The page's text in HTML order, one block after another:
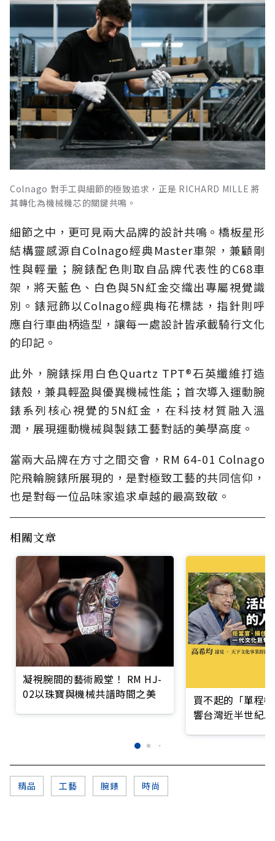
Colnago 對手工與細節的極致追求，正是 RICHARD MILLE 將
其轉化為機械機芯的關鍵共鳴。
細節之中，更可見兩大品牌的設計共鳴。橋板星形
結構靈感源自Colnago經典Master車架，兼顧剛
性與輕量；腕錶配色則取自品牌代表性的C68車
架，將天藍色、白色與5N紅金交織出專屬視覺識
別。錶冠飾以Colnago經典梅花標誌，指針則呼
應自行車曲柄造型，讓每一處設計皆承載騎行文化
的印記。
此外，腕錶採用白色Quartz TPT®石英纖維打造
錶殼，兼具輕盈與優異機械性能；首次導入運動腕
錶系列核心視覺的5N紅金，在科技材質融入溫
潤，展現運動機械與製錶工藝對話的美學高度。
當兩大品牌在方寸之間交會，RM 64-01 Colnago
陀飛輪腕錶所展現的，是對極致工藝的共同信仰，
也是對每一位品味家追求卓越的最高致敬。
相關文章
凝視腕間的藝術殿堂！ RM HJ-
02以珠寶與機械共譜時間之美
買不起的「單程
響台灣近半世紀
精品 工藝 腕錶 時尚